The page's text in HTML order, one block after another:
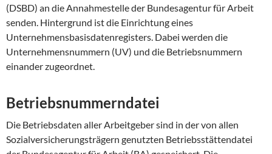
(DSBD) an die Annahmestelle der Bundesagentur für Arbeit
senden. Hintergrund ist die Einrichtung eines
Unternehmensbasisdatenregisters. Dabei werden die
Unternehmensnummern (UV) und die Betriebsnummern
einander zugeordnet.
Betriebsnummerndatei
Die Betriebsdaten aller Arbeitgeber sind in der von allen
Sozialversicherungsträgern genutzten Betriebsstättendatei